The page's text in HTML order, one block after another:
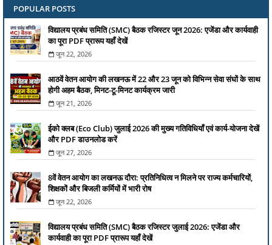
POPULAR POSTS
विद्यालय प्रबंध समिति (SMC) बैठक रजिस्टर जून 2026: एजेंडा और कार्यवाही
का पूरा PDF प्रारूप यहाँ देखें
जून 22, 2026
आठवें वेतन आयोग की लखनऊ में 22 और 23 जून को विभिन्न सेवा संघों के साथ
होगी अहम बैठक, मिनट-टू-मिनट कार्यक्रम जारी
जून 21, 2026
ईको क्लब (Eco Club) जुलाई 2026 की मुख्य गतिविधियाँ एवं कार्य-योजना देखें
और PDF डाउनलोड करें
जून 27, 2026
8वें वेतन आयोग का लखनऊ दौरा: प्रतिनिधित्व न मिलने पर राज्य कर्मचारियों,
शिक्षकों और बिजली कर्मियों में भारी रोष
जून 22, 2026
विद्यालय प्रबंध समिति (SMC) बैठक रजिस्टर जुलाई 2026: एजेंडा और
कार्यवाही का पूरा PDF प्रारूप यहाँ देखें